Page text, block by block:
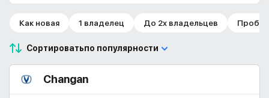
Как новая 1 владелец До 2х владельцев
Сортироватьпо популярности
Changan